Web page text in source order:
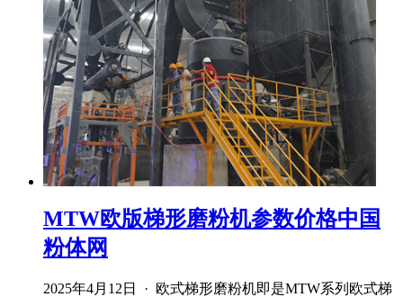
MTW欧版梯形磨粉机参数价格中国
粉体网
2025年4月12日 · 欧式梯形磨粉机即是MTW系列欧式梯